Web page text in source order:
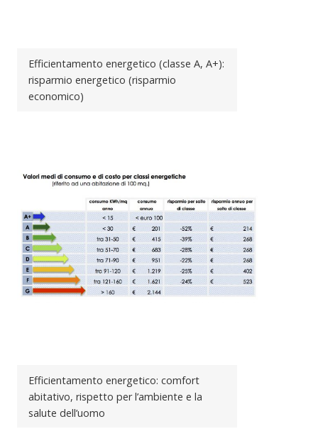
Efficientamento energetico (classe A, A+):
risparmio energetico (risparmio
economico)
Efficientamento energetico: comfort
abitativo, rispetto per l’ambiente e la
salute dell’uomo